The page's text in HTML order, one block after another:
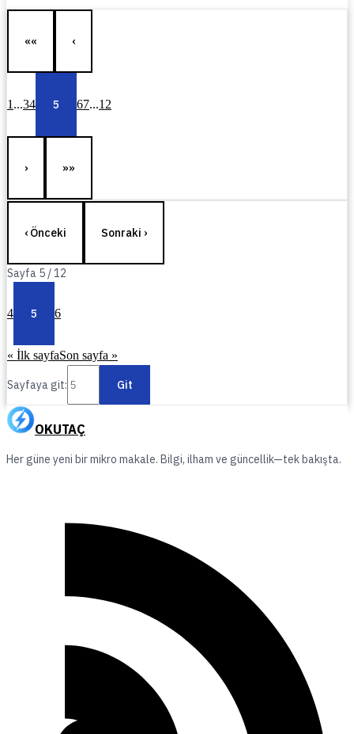
«« ‹
1 ...34 5 67...12
› »»
‹ Önceki Sonraki ›
Sayfa 5 /12
4 5 6
« İlk sayfaSon sayfa »
Sayfaya git: Git
OKUTAÇ
Her güne yeni bir mikro makale. Bilgi, ilham ve güncellik—tek bakışta.